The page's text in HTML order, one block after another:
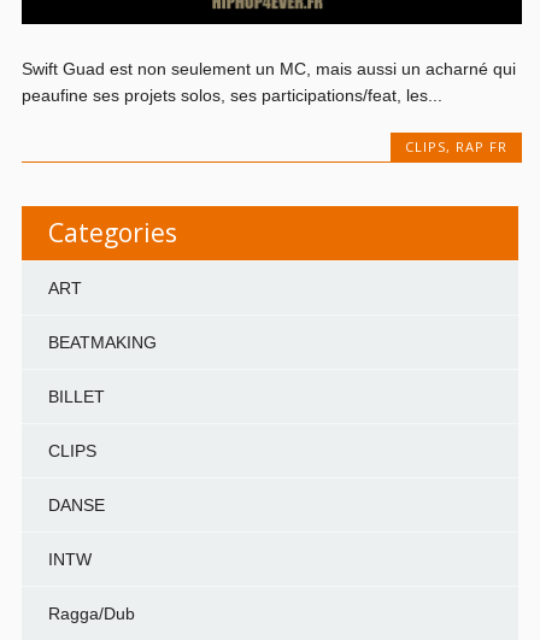
Swift Guad est non seulement un MC, mais aussi un acharné qui
peaufine ses projets solos, ses participations/feat, les...
CLIPS, RAP FR
Categories
ART
BEATMAKING
BILLET
CLIPS
DANSE
INTW
Ragga/Dub